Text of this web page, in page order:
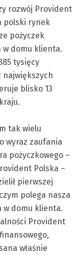
rozwój Provident
polski rynek
pożyczek
w domu klienta.
tysięcy
blisko 13
tak wielu
wyraz zaufania
pożyczkowego –
Polska –
pierwszej
polega nasza
w domu klienta.
Provident
właśnie